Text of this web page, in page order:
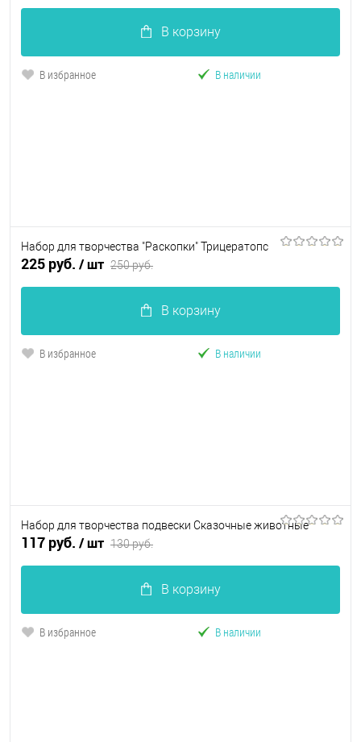
В корзину
В избранное В наличии
Набор для творчества "Раскопки" Трицератопс
225 руб. / шт 250 руб.
В корзину
В избранное В наличии
Набор для творчества подвески Сказочные животные
117 руб. / шт 130 руб.
В корзину
В избранное В наличии